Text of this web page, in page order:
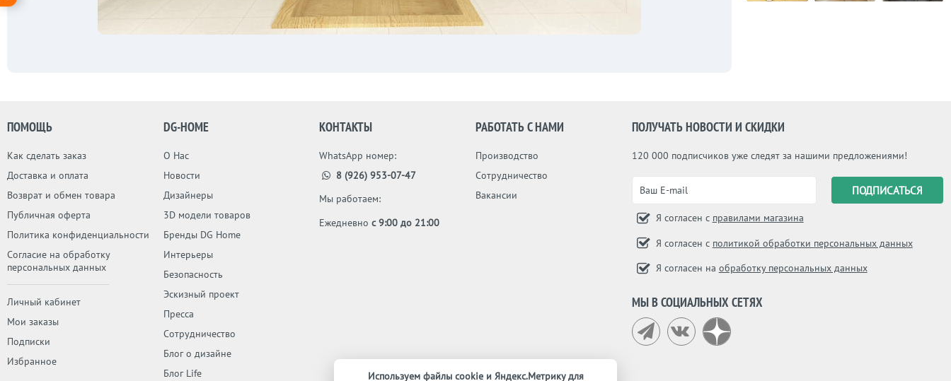
ПОЛУЧАТЬ НОВОСТИ И СКИДКИ
120 000 подписчиков уже следят за нашими предложениями!
Я согласен с правилами магазина
Я согласен с политикой обработки персональных данных
Я согласен на обработку персональных данных
МЫ В СОЦИАЛЬНЫХ СЕТЯХ
ПОМОЩЬ
Как сделать заказ
Доставка и оплата
Возврат и обмен товара
Публичная оферта
Политика конфиденциальности
Согласие на обработку
персональных данных
Личный кабинет
Мои заказы
Подписки
Избранное
DG-HOME
О Нас
Новости
Дизайнеры
3D модели товаров
Бренды DG Home
Интерьеры
Безопасность
Эскизный проект
Пресса
Сотрудничество
Блог о дизайне
Блог Life
КОНТАКТЫ
WhatsApp номер:
8 (926) 953-07-47
Мы работаем:
Ежедневнос 9:00 до 21:00
РАБОТАТЬ С НАМИ
Производство
Сотрудничество
Вакансии
Используем файлы cookie и Яндекс.Метрику для